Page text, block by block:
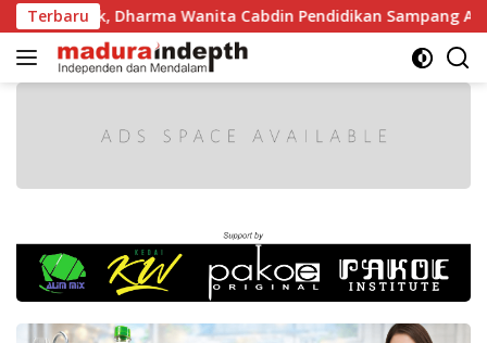
Langsung
ke
konten
TerbaruDharma Wanita Cabdin Pendidikan Sampang Adu